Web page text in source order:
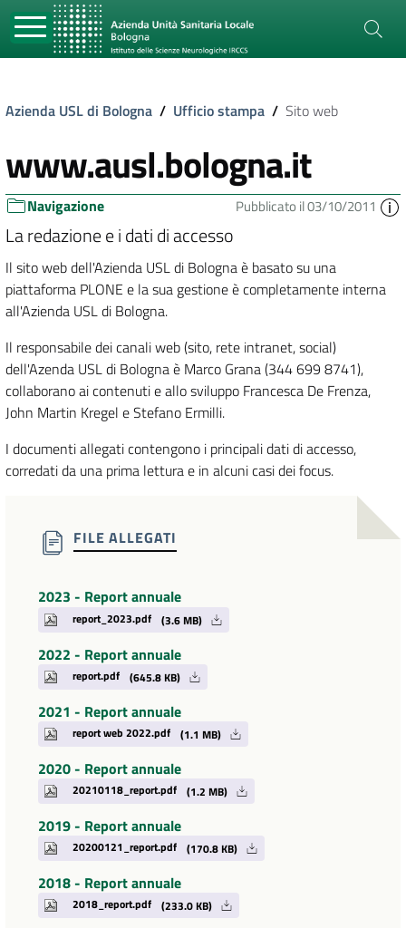
Azienda USL di Bologna / Ufficio stampa / Sito web
www.ausl.bologna.it
Navigazione Pubblicato il 03/10/2011
La redazione e i dati di accesso
Il sito web dell'Azienda USL di Bologna è basato su una
piattaforma PLONE e la sua gestione è completamente interna
all'Azienda USL di Bologna.
Il responsabile dei canali web (sito, rete intranet, social)
dell'Azenda USL di Bologna è Marco Grana (344 699 8741),
collaborano ai contenuti e allo sviluppo Francesca De Frenza,
John Martin Kregel e Stefano Ermilli.
I documenti allegati contengono i principali dati di accesso,
corredati da una prima lettura e in alcuni casi dei focus.
FILE ALLEGATI
2023 - Report annuale
report_2023.pdf (3.6 MB)
2022 - Report annuale
report.pdf (645.8 KB)
2021 - Report annuale
report web 2022.pdf (1.1 MB)
2020 - Report annuale
20210118_report.pdf (1.2 MB)
2019 - Report annuale
20200121_report.pdf (170.8 KB)
2018 - Report annuale
2018_report.pdf (233.0 KB)